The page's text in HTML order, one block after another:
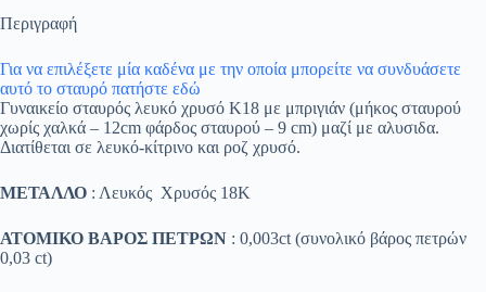
Περιγραφή
Για να επιλέξετε μία καδένα με την οποία μπορείτε να συνδυάσετε
αυτό το σταυρό πατήστε εδώ
Γυναικείο σταυρός λευκό χρυσό Κ18 με μπριγιάν (μήκος σταυρού
χωρίς χαλκά – 12cm φάρδος σταυρού – 9 cm) μαζί με αλυσιδα.
Διατίθεται σε λευκό-κίτρινο και ροζ χρυσό.
ΜΕΤΑΛΛΟ : Λευκός Χρυσός 18K
ΑΤΟΜΙΚΟ ΒΑΡΟΣ ΠΕΤΡΩΝ : 0,003ct (συνολικό βάρος πετρών
0,03 ct)